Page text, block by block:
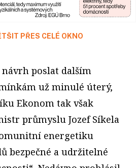
PŘES CELÉ OKNO
poslat dalším
už minulé úterý,
Ekonom tak však
průmyslu Jozef Síkela
energetiku
bezpečné a udržitelné